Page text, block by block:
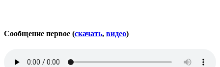
Сообщение первое (скачать, видео)